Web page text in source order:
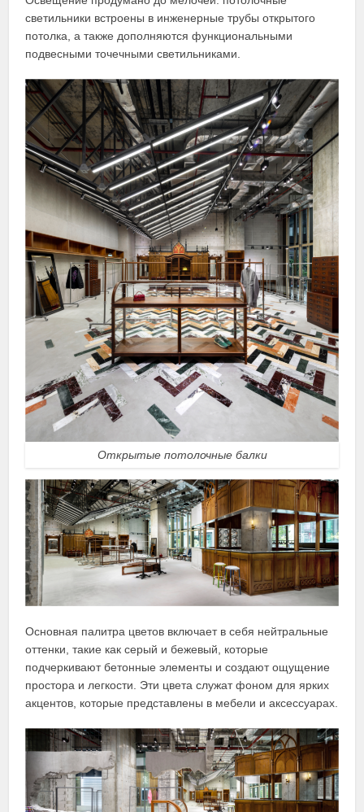
светильники встроены в инженерные трубы открытого
потолка, а также дополняются функциональными
подвесными точечными светильниками.
Открытые потолочные балки
Основная палитра цветов включает в себя нейтральные
оттенки, такие как серый и бежевый, которые
подчеркивают бетонные элементы и создают ощущение
простора и легкости. Эти цвета служат фоном для ярких
акцентов, которые представлены в мебели и аксессуарах.